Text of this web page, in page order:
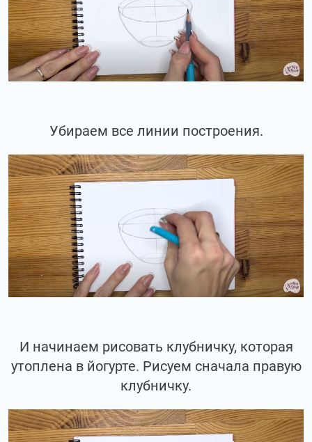
Убираем все линии построения.
И начинаем рисовать клубничку, которая
утоплена в йогурте. Рисуем сначала правую
клубничку.